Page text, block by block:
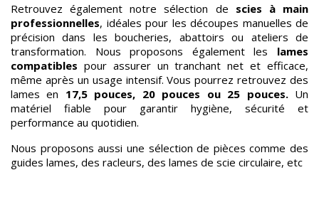
Retrouvez également notre sélection de scies à main
professionnelles, idéales pour les découpes manuelles de
précision dans les boucheries, abattoirs ou ateliers de
transformation. Nous proposons également les lames
compatibles pour assurer un tranchant net et efficace,
même après un usage intensif. Vous pourrez retrouvez des
lames en 17,5 pouces, 20 pouces ou 25 pouces.Un
matériel fiable pour garantir hygiène, sécurité et
performance au quotidien.
Nous proposons aussi une sélection de pièces comme des
guides lames, des racleurs, des lames de scie circulaire, etc